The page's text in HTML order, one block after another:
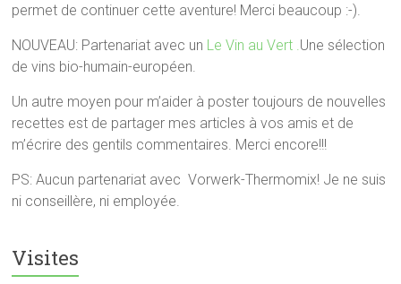
permet de continuer cette aventure! Merci beaucoup :-).
NOUVEAU: Partenariat avec un Le Vin au Vert . Une sélection
de vins bio-humain-européen.
Un autre moyen pour m’aider à poster toujours de nouvelles
recettes est de partager mes articles à vos amis et de
m’écrire des gentils commentaires. Merci encore!!!
PS: Aucun partenariat avec Vorwerk-Thermomix! Je ne suis
ni conseillère, ni employée.
Visites